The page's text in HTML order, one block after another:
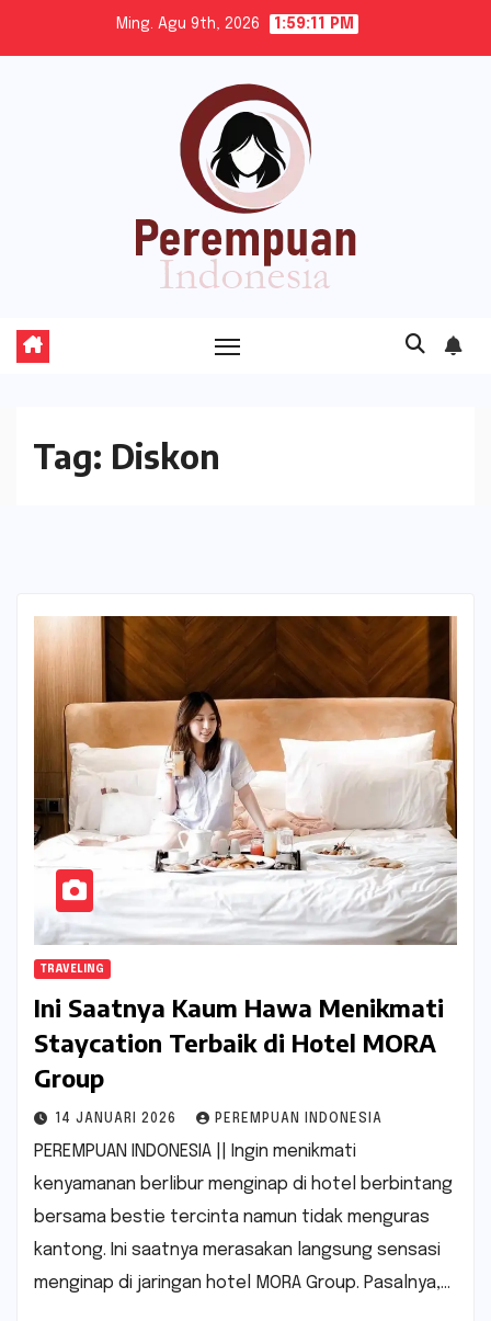
Ming. Agu 9th, 2026 1:59:11 PM
Tag: Diskon
TRAVELING
Ini Saatnya Kaum Hawa Menikmati
Staycation Terbaik di Hotel MORA
Group
14 JANUARI 2026 PEREMPUAN INDONESIA
PEREMPUAN INDONESIA || Ingin menikmati
kenyamanan berlibur menginap di hotel berbintang
bersama bestie tercinta namun tidak menguras
kantong. Ini saatnya merasakan langsung sensasi
menginap di jaringan hotel MORA Group. Pasalnya,…